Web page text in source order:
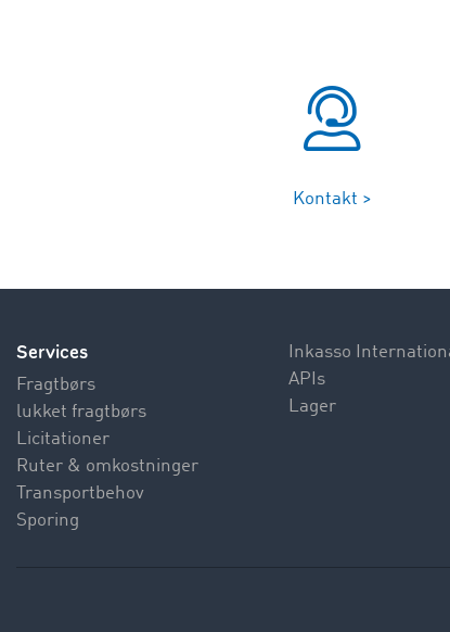
Kontakt >
Services
Fragtbørs
lukket fragtbørs
Licitationer
Ruter & omkostninger
Transportbehov
Sporing
Inkasso
APIs
Lager